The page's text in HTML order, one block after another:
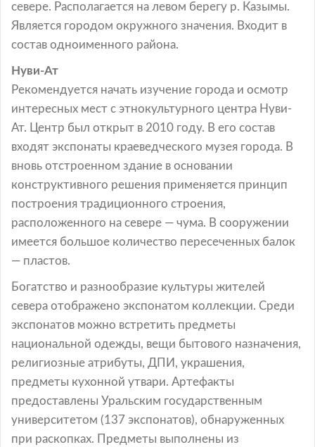
севере. Располагается на левом берегу р. Казымы.
Является городом окружного значения. Входит в
состав одноименного района.
Нуви-Ат
Рекомендуется начать изучение города и осмотр
интересных мест с этнокультурного центра Нуви-
Ат. Центр был открыт в 2010 году. В его состав
входят экспонаты краеведческого музея города. В
вновь отстроенном здание в основании
конструктивного решения применяется принцип
построения традиционного строения,
расположенного на севере — чума. В сооружении
имеется большое количество пересеченных балок
— пластов.
Богатство и разнообразие культуры жителей
севера отображено экспонатом коллекции. Среди
экспонатов можно встретить предметы
национальной одежды, вещи бытового назначения,
религиозные атрибуты, ДПИ, украшения,
предметы кухонной утвари. Артефакты
предоставлены Уральским государственным
университетом (137 экспонатов), обнаруженных
при раскопках. Предметы выполнены из